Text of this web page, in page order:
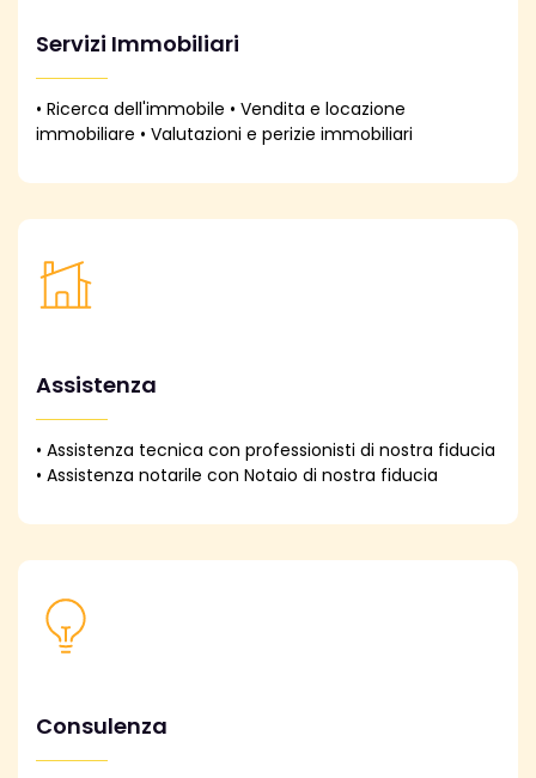
Servizi Immobiliari
• Ricerca dell'immobile • Vendita e locazione
immobiliare • Valutazioni e perizie immobiliari
Assistenza
• Assistenza tecnica con professionisti di nostra fiducia
• Assistenza notarile con Notaio di nostra fiducia
Consulenza